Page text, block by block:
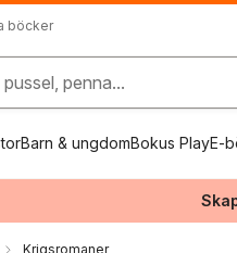
böcker
penna...
Barn & ungdomBokus PlayE-
Krigsromaner